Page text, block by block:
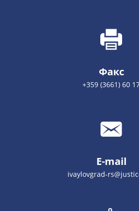
Факс
+359 (3661) 60
E-mail
ivaylovgrad-